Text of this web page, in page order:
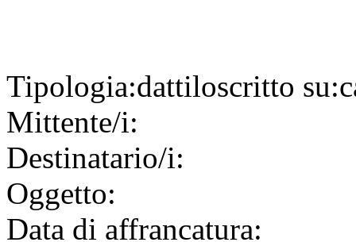
Tipologia:dattiloscritto su:
Mittente/i:
Destinatario/i:
Oggetto:
Data di affrancatura: